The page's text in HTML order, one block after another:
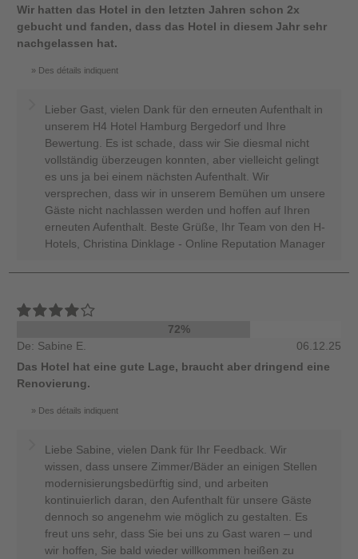
Wir hatten das Hotel in den letzten Jahren schon 2x
gebucht und fanden, dass das Hotel in diesem Jahr sehr
nachgelassen hat.
Des détails indiquent
Lieber Gast, vielen Dank für den erneuten Aufenthalt in
unserem H4 Hotel Hamburg Bergedorf und Ihre
Bewertung. Es ist schade, dass wir Sie diesmal nicht
vollständig überzeugen konnten, aber vielleicht gelingt
es uns ja bei einem nächsten Aufenthalt. Wir
versprechen, dass wir in unserem Bemühen um unsere
Gäste nicht nachlassen werden und hoffen auf Ihren
erneuten Aufenthalt. Beste Grüße, Ihr Team von den H-
Hotels, Christina Dinklage - Online Reputation Manager
72%
De: Sabine E.
06.12.25
Das Hotel hat eine gute Lage, braucht aber dringend eine
Renovierung.
Des détails indiquent
Liebe Sabine, vielen Dank für Ihr Feedback. Wir
wissen, dass unsere Zimmer/Bäder an einigen Stellen
modernisierungsbedürftig sind, und arbeiten
kontinuierlich daran, den Aufenthalt für unsere Gäste
dennoch so angenehm wie möglich zu gestalten. Es
freut uns sehr, dass Sie bei uns zu Gast waren – und
wir hoffen, Sie bald wieder willkommen heißen zu